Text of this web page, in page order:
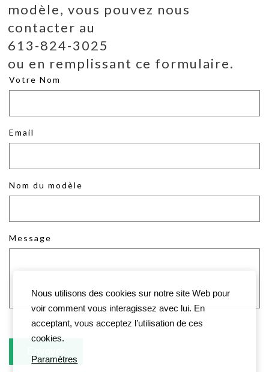
modèle, vous pouvez nous
contacter au
613-824-3025
ou en remplissant ce formulaire.
Votre Nom
Email
Nom du modèle
Message
Nous utilisons des cookies sur notre site Web pour
voir comment vous interagissez avec lui. En
acceptant, vous acceptez l’utilisation de ces
cookies.
Paramètres